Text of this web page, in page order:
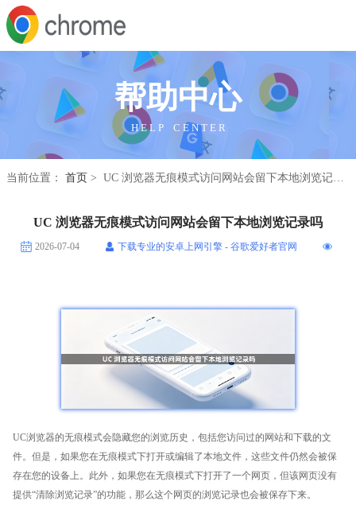
帮助中心
H E L P C E N T E R
当前位置： 首页 > UC 浏览器无痕模式访问网站会留下本地浏览记录吗
UC 浏览器无痕模式访问网站会留下本地浏览记录吗
2026-07-04 下载专业的安卓上网引擎 - 谷歌爱好者官网
UC浏览器的无痕模式会隐藏您的浏览历史，包括您访问过的网站和下载的文
件。但是，如果您在无痕模式下打开或编辑了本地文件，这些文件仍然会被保
存在您的设备上。此外，如果您在无痕模式下打开了一个网页，但该网页没有
提供“清除浏览记录”的功能，那么这个网页的浏览记录也会被保存下来。